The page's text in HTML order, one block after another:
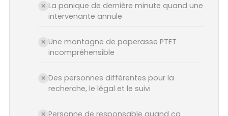
✕ La panique de dernière minute quand une
intervenante annule
✕ Une montagne de paperasse PTET
incompréhensible
✕ Des personnes différentes pour la
recherche, le légal et le suivi
✕ Personne de responsable quand ça